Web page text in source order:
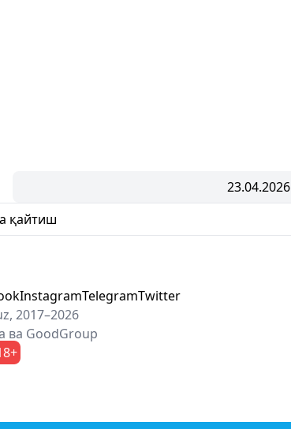
23.04.2026
қайтиш
InstagramTelegramTwitter
2017–2026
ва GoodGroup